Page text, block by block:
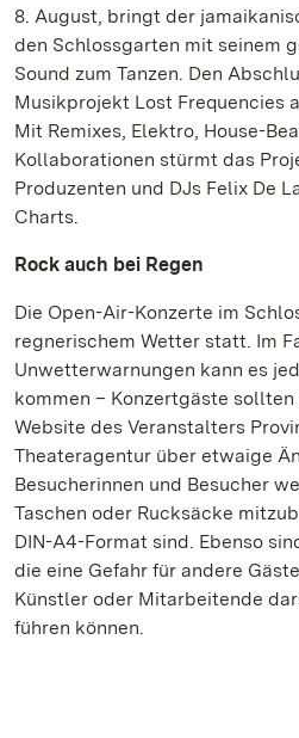
8. August, bringt der
den Schlossgarten mit seinem
Sound zum Tanzen. Den
Musikprojekt Lost Frequencies
Mit Remixes, Elektro, House-
Kollaborationen stürmt das
Produzenten und DJs Felix De
Charts.
Rock auch bei Regen
Die Open-Air-Konzerte im
regnerischem Wetter statt. Im
Unwetterwarnungen kann es
kommen – Konzertgäste
Website des Veranstalters
Theateragentur über etwaige
Besucherinnen und Besucher
Taschen oder Rucksäcke
DIN-A4-Format sind. Ebenso
die eine Gefahr für andere
Künstler oder Mitarbeitende
führen können.